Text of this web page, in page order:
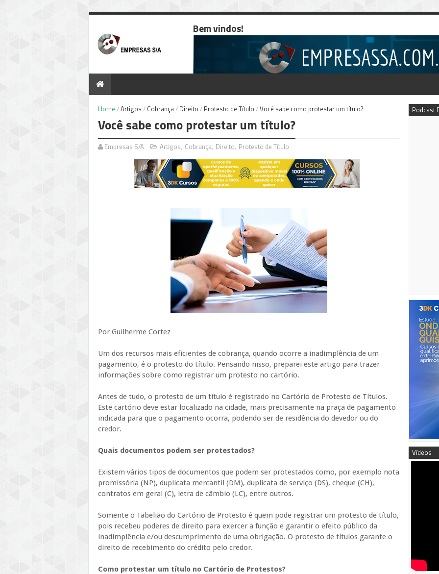
Bem vindos!
Home /Artigos / Cobrança/ Direito / Protesto de Título /Você sabe como protestar um título?
Você sabe como protestar um título?
Empresas S/A Artigos, Cobrança, Direito, Protesto de Título
Por Guilherme Cortez
Um dos recursos mais eficientes de cobrança, quando ocorre a inadimplência de um
pagamento, é o protesto do título. Pensando nisso, preparei este artigo para trazer
informações sobre como registrar um protesto no cartório.
Antes de tudo, o protesto de um título é registrado no Cartório de Protesto de Títulos.
Este cartório deve estar localizado na cidade, mais precisamente na praça de pagamento
indicada para que o pagamento ocorra, podendo ser de residência do devedor ou do
credor.
Quais documentos podem ser protestados?
Existem vários tipos de documentos que podem ser protestados como, por exemplo nota
promissória (NP), duplicata mercantil (DM), duplicata de serviço (DS), cheque (CH),
contratos em geral (C), letra de câmbio (LC), entre outros.
Somente o Tabelião do Cartório de Protesto é quem pode registrar um protesto de título,
pois recebeu poderes de direito para exercer a função e garantir o efeito público da
inadimplência e/ou descumprimento de uma obrigação. O protesto de títulos garante o
direito de recebimento do crédito pelo credor.
Como protestar um título no Cartório de Protestos?
Podcast
Vídeos